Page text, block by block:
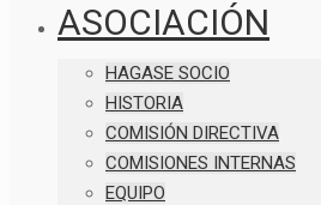
ASOCIACIÓN
HAGASE SOCIO
HISTORIA
COMISIÓN DIRECTIVA
COMISIONES INTERNAS
EQUIPO